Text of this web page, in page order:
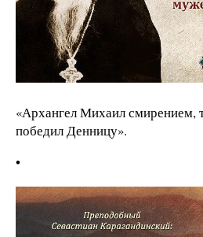
«Архангел Михаил смирением,
победил Денницу».
•